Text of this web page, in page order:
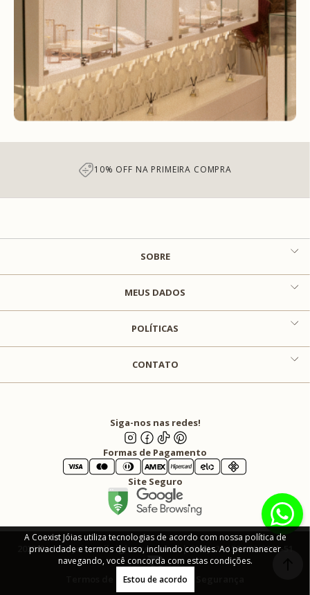
10% OFF NA PRIMEIRA COMPRA
SOBRE
MEUS DADOS
POLÍTICAS
CONTATO
Siga-nos nas redes!
Formas de Pagamento
Site Seguro
2025 Coexist Joias. All rights reserved | CNPJ: 24.156.129/0001-51
Termos de UsoPrivacidade e Segurança
A Coexist Jóias utiliza tecnologias de acordo com nossa política de
privacidade e termos de uso, incluindo cookies. Ao permanecer
navegando, você concorda com estas condições.
Estou de acordo